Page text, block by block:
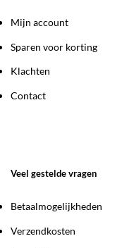
Mijn account
Sparen voor korting
Klachten
Contact
Veel gestelde vragen
Betaalmogelijkheden
Verzendkosten